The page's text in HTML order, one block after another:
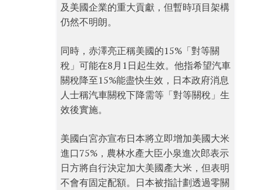
及美國企業的重大貢獻，但暫時項目架構
仍然不明朗。
同時，赤澤亮正稱美國的15%「對等關
稅」可能在8月1日起生效。他指希望汽車
關稅降至15%能盡快生效，日本政府消息
人士稱汽車關稅下降需等「對等關稅」生
效後實施。
美國白宮亦宣布日本將立即增加美國大米
進口75%，農林水產大臣小泉進次郎表示
日方將自行決定加大美國產大米，但表明
不會有固定配額。日本被指計劃透過零關